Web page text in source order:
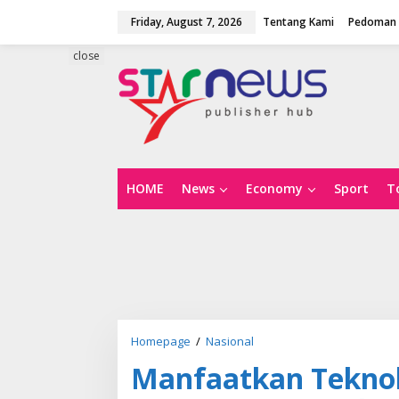
Friday, August 7, 2026 Tentang Kami Pedoman
HOME News Economy Sport
close
Homepage / Nasional
n
f
Manfaatkan